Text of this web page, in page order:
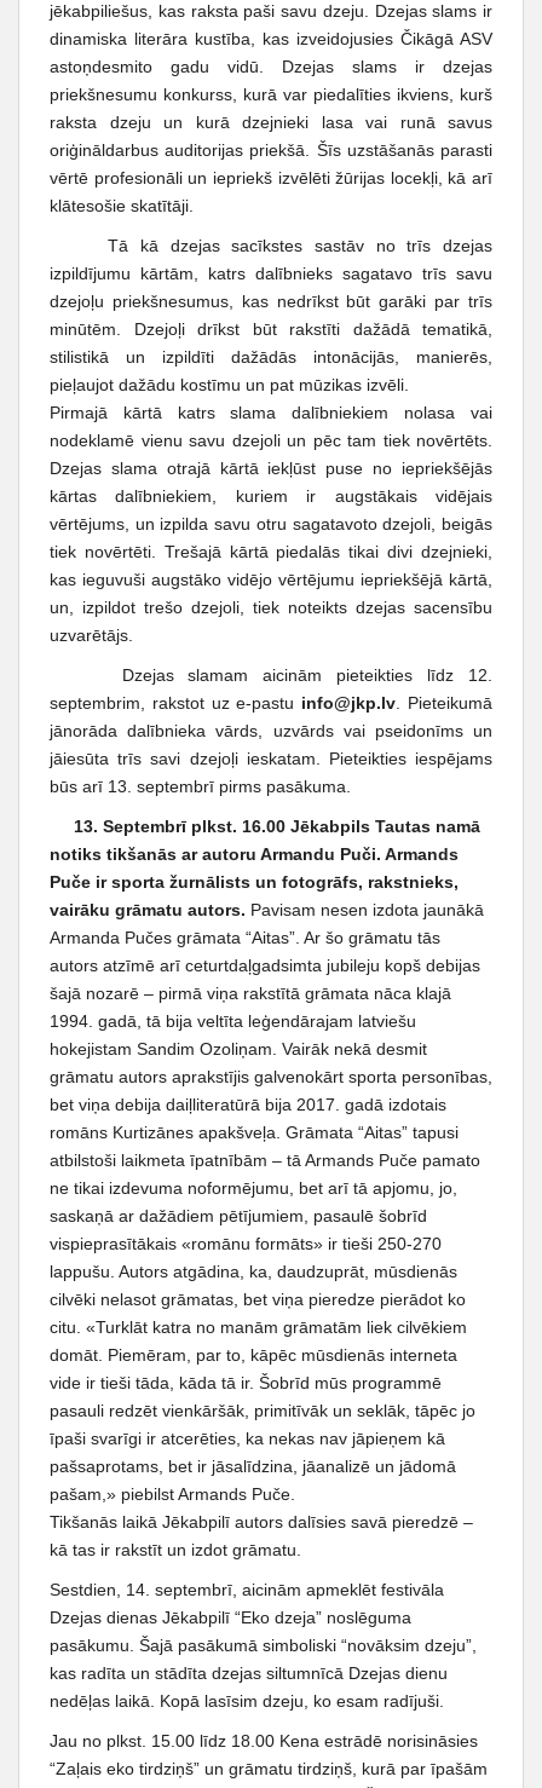
jēkabpiliešus, kas raksta paši savu dzeju. Dzejas slams ir
dinamiska literāra kustība, kas izveidojusies Čikāgā ASV
astoņdesmito gadu vidū. Dzejas slams ir dzejas
priekšnesumu konkurss, kurā var piedalīties ikviens, kurš
raksta dzeju un kurā dzejnieki lasa vai runā savus
oriģināldarbus auditorijas priekšā. Šīs uzstāšanās parasti
vērtē profesionāli un iepriekš izvēlēti žūrijas locekļi, kā arī
klātesošie skatītāji.
Tā kā dzejas sacīkstes sastāv no trīs dzejas
izpildījumu kārtām, katrs dalībnieks sagatavo trīs savu
dzejoļu priekšnesumus, kas nedrīkst būt garāki par trīs
minūtēm. Dzejoļi drīkst būt rakstīti dažādā tematikā,
stilistikā un izpildīti dažādās intonācijās, manierēs,
pieļaujot dažādu kostīmu un pat mūzikas izvēli.
Pirmajā kārtā katrs slama dalībniekiem nolasa vai
nodeklamē vienu savu dzejoli un pēc tam tiek novērtēts.
Dzejas slama otrajā kārtā iekļūst puse no iepriekšējās
kārtas dalībniekiem, kuriem ir augstākais vidējais
vērtējums, un izpilda savu otru sagatavoto dzejoli, beigās
tiek novērtēti. Trešajā kārtā piedalās tikai divi dzejnieki,
kas ieguvuši augstāko vidējo vērtējumu iepriekšējā kārtā,
un, izpildot trešo dzejoli, tiek noteikts dzejas sacensību
uzvarētājs.
Dzejas slamam aicinām pieteikties līdz 12.
septembrim, rakstot uz e-pastu info@jkp.lv . Pieteikumā
jānorāda dalībnieka vārds, uzvārds vai pseidonīms un
jāiesūta trīs savi dzejoļi ieskatam. Pieteikties iespējams
būs arī 13. septembrī pirms pasākuma.
13. Septembrī plkst. 16.00 Jēkabpils Tautas namā
notiks tikšanās ar autoru Armandu Puči. Armands
Puče ir sporta žurnālists un fotogrāfs, rakstnieks,
vairāku grāmatu autors. Pavisam nesen izdota jaunākā
Armanda Pučes grāmata “Aitas”. Ar šo grāmatu tās
autors atzīmē arī ceturtdaļgadsimta jubileju kopš debijas
šajā nozarē – pirmā viņa rakstītā grāmata nāca klajā
1994. gadā, tā bija veltīta leģendārajam latviešu
hokejistam Sandim Ozoliņam. Vairāk nekā desmit
grāmatu autors aprakstījis galvenokārt sporta personības,
bet viņa debija daiļliteratūrā bija 2017. gadā izdotais
romāns Kurtizānes apakšveļa. Grāmata “Aitas” tapusi
atbilstoši laikmeta īpatnībām – tā Armands Puče pamato
ne tikai izdevuma noformējumu, bet arī tā apjomu, jo,
saskaņā ar dažādiem pētījumiem, pasaulē šobrīd
vispieprasītākais «romānu formāts» ir tieši 250-270
lappušu. Autors atgādina, ka, daudzuprāt, mūsdienās
cilvēki nelasot grāmatas, bet viņa pieredze pierādot ko
citu. «Turklāt katra no manām grāmatām liek cilvēkiem
domāt. Piemēram, par to, kāpēc mūsdienās interneta
vide ir tieši tāda, kāda tā ir. Šobrīd mūs programmē
pasauli redzēt vienkāršāk, primitīvāk un seklāk, tāpēc jo
īpaši svarīgi ir atcerēties, ka nekas nav jāpieņem kā
pašsaprotams, bet ir jāsalīdzina, jāanalizē un jādomā
pašam,» piebilst Armands Puče.
Tikšanās laikā Jēkabpilī autors dalīsies savā pieredzē –
kā tas ir rakstīt un izdot grāmatu.
Sestdien, 14. septembrī, aicinām apmeklēt festivāla
Dzejas dienas Jēkabpilī “Eko dzeja” noslēguma
pasākumu. Šajā pasākumā simboliski “novāksim dzeju”,
kas radīta un stādīta dzejas siltumnīcā Dzejas dienu
nedēļas laikā. Kopā lasīsim dzeju, ko esam radījuši.
Jau no plkst. 15.00 līdz 18.00 Kena estrādē norisināsies
“Zaļais eko tirdziņš” un grāmatu tirdziņš, kurā par īpašām